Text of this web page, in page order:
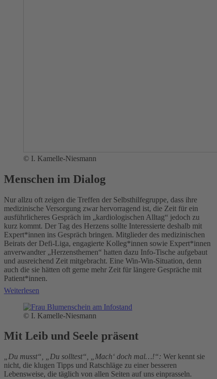
© I. Kamelle-Niesmann
Menschen im Dialog
Nur allzu oft zeigen die Treffen der Selbsthilfegruppe, dass ihre
medizinische Versorgung zwar hervorragend ist, die Zeit für ein
ausführlicheres Gespräch im „kardiologischen Alltag“ jedoch zu
kurz kommt. Der Tag des Herzens sollte Interessierte deshalb mit
Expert*innen ins Gespräch bringen. Mitglieder des medizinischen
Beirats der Defi-Liga, engagierte Kolleg*innen sowie Expert*innen
anverwandter „Herzensthemen“ hatten dazu Info-Tische aufgebaut
und ausreichend Zeit mitgebracht. Eine Win-Win-Situation, denn
auch die sie hätten oft gerne mehr Zeit für längere Gespräche mit
Patient*innen.
Weiterlesen
© I. Kamelle-Niesmann
Mit Leib und Seele präsent
„Du musst“, „Du solltest“, „Mach‘ doch mal…!“: Wer kennt sie
nicht, die klugen Tipps und Ratschläge zu einer besseren
Lebensweise, die täglich von allen Seiten auf uns einprasseln.